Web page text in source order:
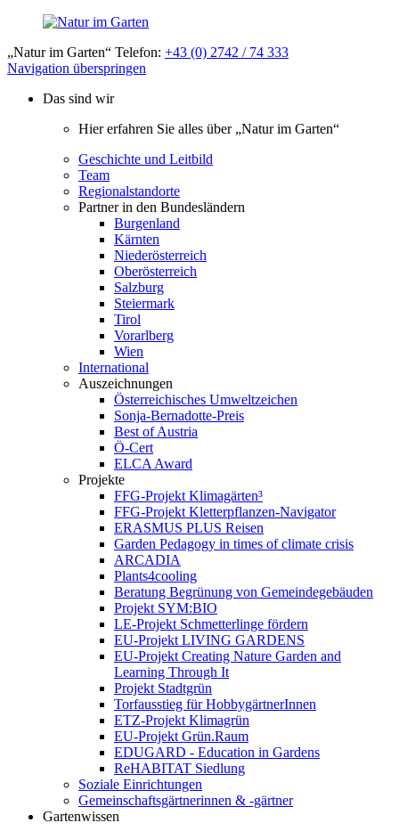
„Natur im Garten“ Telefon: +43 (0) 2742 / 74 333
Navigation überspringen
Das sind wir
Hier erfahren Sie alles über „Natur im Garten“
Geschichte und Leitbild
Team
Regionalstandorte
Partner in den Bundesländern
Burgenland
Kärnten
Niederösterreich
Oberösterreich
Salzburg
Steiermark
Tirol
Vorarlberg
Wien
International
Auszeichnungen
Österreichisches Umweltzeichen
Sonja-Bernadotte-Preis
Best of Austria
Ö-Cert
ELCA Award
Projekte
FFG-Projekt Klimagärten³
FFG-Projekt Kletterpflanzen-Navigator
ERASMUS PLUS Reisen
Garden Pedagogy in times of climate crisis
ARCADIA
Plants4cooling
Beratung Begrünung von Gemeindegebäuden
Projekt SYM:BIO
LE-Projekt Schmetterlinge fördern
EU-Projekt LIVING GARDENS
EU-Projekt Creating Nature Garden and
Learning Through It
Projekt Stadtgrün
Torfausstieg für HobbygärtnerInnen
ETZ-Projekt Klimagrün
EU-Projekt Grün.Raum
EDUGARD - Education in Gardens
ReHABITAT Siedlung
Soziale Einrichtungen
Gemeinschaftsgärtnerinnen & -gärtner
Gartenwissen